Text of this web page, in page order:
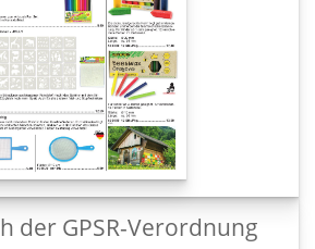
der GPSR-Verordnung